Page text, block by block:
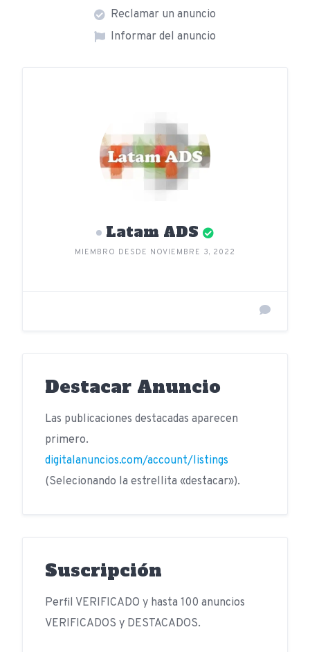
Reclamar un anuncio
Informar del anuncio
Latam ADS
MIEMBRO DESDE NOVIEMBRE 3, 2022
Destacar Anuncio
Las publicaciones destacadas aparecen
primero.
digitalanuncios.com/account/listings
(Selecionando la estrellita «destacar»).
Suscripción
Perfil VERIFICADO y hasta 100 anuncios
VERIFICADOS y DESTACADOS.